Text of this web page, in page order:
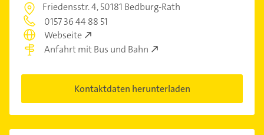
Friedensstr. 4,50181 Bedburg-Rath
0157 36 44 88 51
Webseite
Anfahrt mit Bus und Bahn
Kontaktdaten herunterladen